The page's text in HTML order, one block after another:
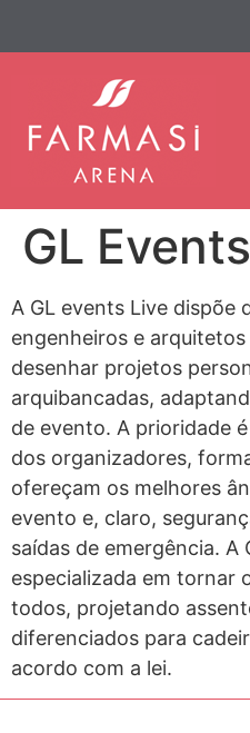
GL
A GL events Live dispõe
engenheiros e
desenhar projetos
arquibancadas,
de evento. A prioridade
dos organizadores,
ofereçam os melhores
evento e, claro,
saídas de emergência. A
especializada em tornar
todos, projetando
diferenciados para
acordo com a lei.